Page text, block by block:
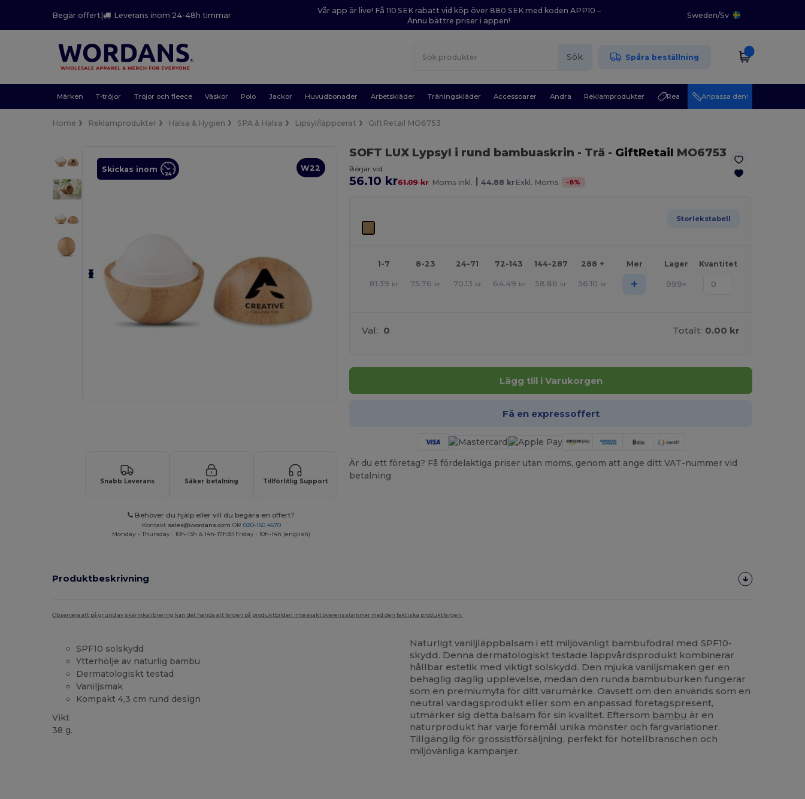
Begär offert| Leverans inom 24-48h timmar
Vår app är live! Få 110 SEK rabatt vid köp över 880 SEK med koden APP10 –
Ännu bättre priser i appen!
Sweden/Sv
Sök Spåra beställning
Märken T-tröjor Tröjor och fleece Väskor Polo Jackor Huvudbonader Arbetskläder Träningskläder Accessoarer Andra Reklamprodukter Rea Anpassa den!
Home Reklamprodukter Hälsa & Hygien SPA & Hälsa Lipsyl/läppcerat GiftRetail MO6753
W22
Skickas inom
Snabb Leverans Säker betalning Tillförlitlig Support
Behöver du hjälp eller vill du begära en offert?
Kontakt sales@wordans.com OR 020-160 4670
Monday - Thursday : 10h-13h & 14h-17h30 Friday : 10h-14h (english)
SOFT LUX Lypsyl i rund bambuaskrin - Trä - GiftRetail MO6753
Börjar vid
56.10 kr61.09 kr Moms inkl. | 44.88 kr Exkl. Moms -8%
Storlekstabell
1-7 8-23 24-71 72-143 144-287 288 + Mer Lager Kvantitet
81.39 kr 75.76 kr 70.13 kr 64.49 kr 58.86 kr 56.10 kr + 999+
Val: 0 Totalt: 0.00 kr
Lägg till i Varukorgen
Få en expressoffert
Är du ett företag? Få fördelaktiga priser utan moms, genom att ange ditt VAT-nummer vid
betalning
Produktbeskrivning
Observera att på grund av skärmkalibrering kan det hända att färgen på produktbilden inte exakt överensstämmer med den faktiska produktfärgen.
SPF10 solskydd
Ytterhölje av naturlig bambu
Dermatologiskt testad
Vaniljsmak
Kompakt 4,3 cm rund design
Vikt
38 g.
Naturligt vaniljläppbalsam i ett miljövänligt bambufodral med SPF10-
skydd. Denna dermatologiskt testade läppvårdsprodukt kombinerar
hållbar estetik med viktigt solskydd. Den mjuka vaniljsmaken ger en
behaglig daglig upplevelse, medan den runda bambuburken fungerar
som en premiumyta för ditt varumärke. Oavsett om den används som en
neutral vardagsprodukt eller som en anpassad företagspresent,
utmärker sig detta balsam för sin kvalitet. Eftersom bambu är en
naturprodukt har varje föremål unika mönster och färgvariationer.
Tillgänglig för grossistförsäljning, perfekt för hotellbranschen och
miljövänliga kampanjer.